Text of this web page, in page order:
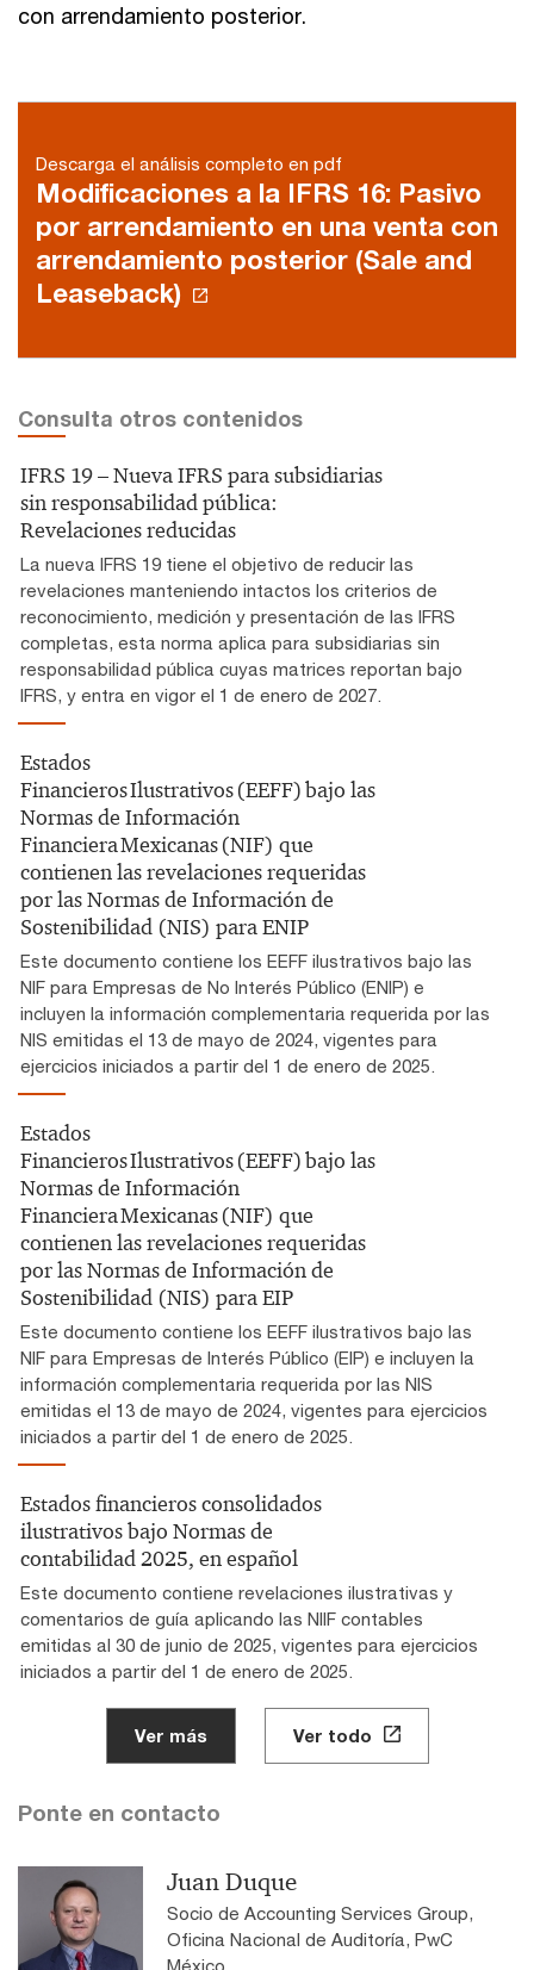
con arrendamiento posterior.
Descarga el análisis completo en pdf
Modificaciones a la IFRS 16: Pasivo
por arrendamiento en una venta con
arrendamiento posterior (Sale and
Leaseback)
Consulta otros contenidos
IFRS 19 – Nueva IFRS para subsidiarias
sin responsabilidad pública:
Revelaciones reducidas
La nueva IFRS 19 tiene el objetivo de reducir las
revelaciones manteniendo intactos los criterios de
reconocimiento, medición y presentación de las IFRS
completas, esta norma aplica para subsidiarias sin
responsabilidad pública cuyas matrices reportan bajo
IFRS, y entra en vigor el 1 de enero de 2027.
Estados
Financieros Ilustrativos (EEFF) bajo las
Normas de Información
Financiera Mexicanas (NIF) que
contienen las revelaciones requeridas
por las Normas de Información de
Sostenibilidad (NIS) para ENIP
Este documento contiene los EEFF ilustrativos bajo las
NIF para Empresas de No Interés Público (ENIP) e
incluyen la información complementaria requerida por las
NIS emitidas el 13 de mayo de 2024, vigentes para
ejercicios iniciados a partir del 1 de enero de 2025.
Estados
Financieros Ilustrativos (EEFF) bajo las
Normas de Información
Financiera Mexicanas (NIF) que
contienen las revelaciones requeridas
por las Normas de Información de
Sostenibilidad (NIS) para EIP
Este documento contiene los EEFF ilustrativos bajo las
NIF para Empresas de Interés Público (EIP) e incluyen la
información complementaria requerida por las NIS
emitidas el 13 de mayo de 2024, vigentes para ejercicios
iniciados a partir del 1 de enero de 2025.
Estados financieros consolidados
ilustrativos bajo Normas de
contabilidad 2025, en español
Este documento contiene revelaciones ilustrativas y
comentarios de guía aplicando las NIIF contables
emitidas al 30 de junio de 2025, vigentes para ejercicios
iniciados a partir del 1 de enero de 2025.
Ver más Ver todo
Ponte en contacto
Juan Duque
Socio de Accounting Services Group,
Oficina Nacional de Auditoría, PwC
México